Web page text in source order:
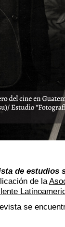
de estudios
de la
se